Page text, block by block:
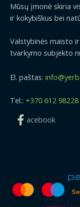
Mūsų įmonė skiria
ir kokybiškus bei
Valstybinės maisto
tvarkymo subjekto
El. paštas:
Tel.: +370 612 98228
acebook